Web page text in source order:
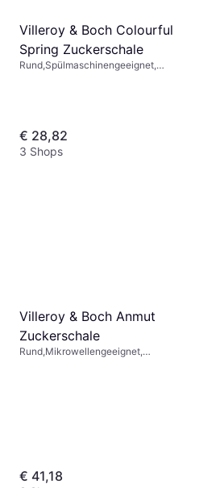
Villeroy & Boch Colourful
Spring Zuckerschale
Rund,Spülmaschinengeeignet,
€ 28,82
3 Shops
Villeroy & Boch Anmut
Zuckerschale
Rund,Mikrowellengeeignet,
€ 41,18